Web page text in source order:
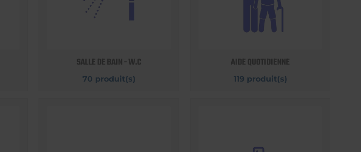
SALLE DE BAIN - W.C
70 produit(s)
AIDE QUOTIDIENNE
119 produit(s)